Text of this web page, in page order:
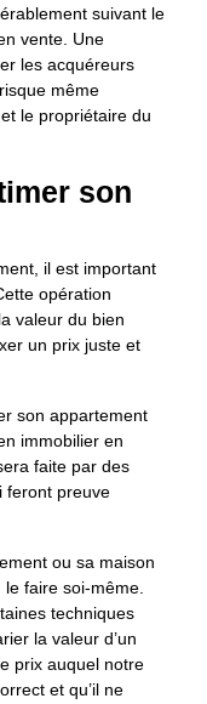
suivant le
vente. Une
les acquéreurs
même
le propriétaire du
son
il est important
opération
valeur du bien
un prix juste et
son appartement
immobilier en
faite par des
feront preuve
ou sa maison
faire soi-même.
techniques
la valeur d’un
prix auquel notre
et qu’il ne